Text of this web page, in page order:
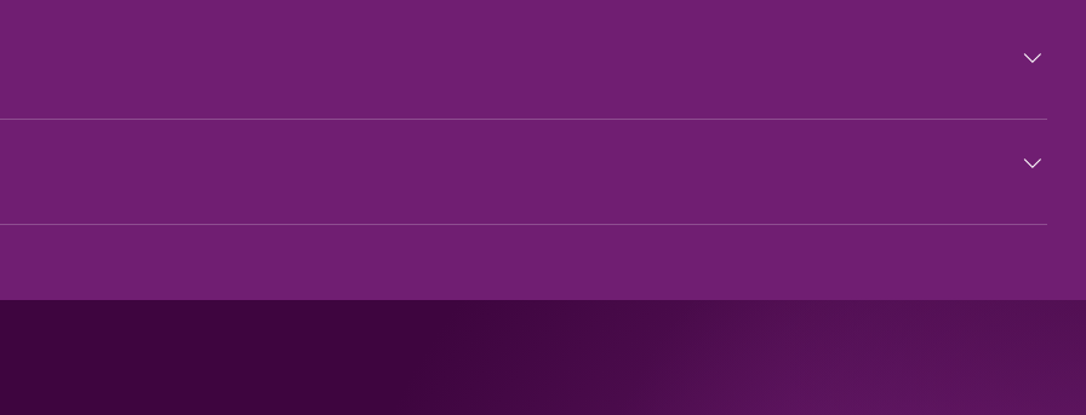
le football dans la communauté et à participer à des compétitions de haut niveau dans les ligues régionales et